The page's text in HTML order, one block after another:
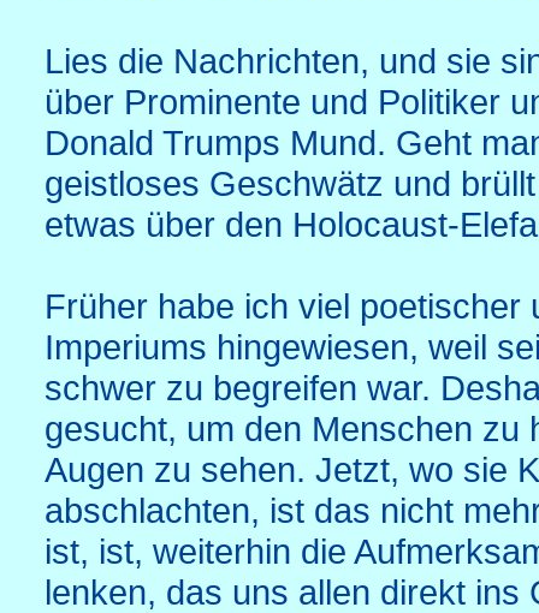
Lies die Nachrichten, und sie
über Prominente und Politiker
Donald Trumps Mund. Geht
geistloses Geschwätz und
etwas über den Holocaust-
Früher habe ich viel
Imperiums hingewiesen, weil
schwer zu begreifen war.
gesucht, um den Menschen zu
Augen zu sehen. Jetzt, wo sie
abschlachten, ist das nicht
ist, ist, weiterhin die
lenken, das uns allen direkt ins